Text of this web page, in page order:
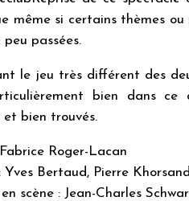
même si certains thèmes
passées.
le jeu très différent des
bien dans ce
et bien trouvés.
Roger-Lacan
Bertaud, Pierre Khorsand
scène : Jean-Charles